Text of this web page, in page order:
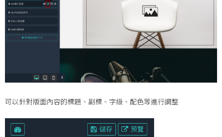
可以針對版面內容的標題、副標、字級、配色等進行調整